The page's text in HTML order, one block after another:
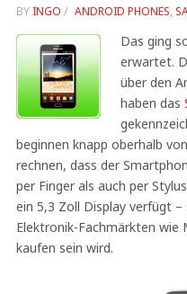
BY INGO / ANDROID PHONES,
Das ging
erwartet.
über den
haben das
beginnen knapp oberhalb
rechnen, dass der
per Finger als auch per
ein 5,3 Zoll Display verfügt –
Elektronik-Fachmärkten wie
kaufen sein wird.